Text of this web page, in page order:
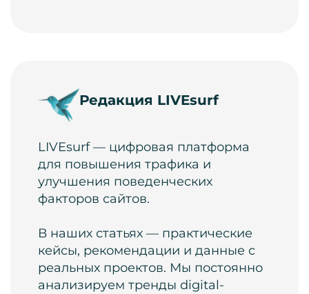
Редакция LIVEsurf
LIVEsurf — цифровая платформа
для повышения трафика и
улучшения поведенческих
факторов сайтов.
В наших статьях — практические
кейсы, рекомендации и данные с
реальных проектов. Мы постоянно
анализируем тренды digital-